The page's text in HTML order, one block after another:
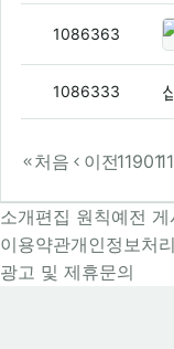
1086363
1086333
처음 이전11901
소개편집 원칙예전 게
이용약관개인정보처
광고 및 제휴문의